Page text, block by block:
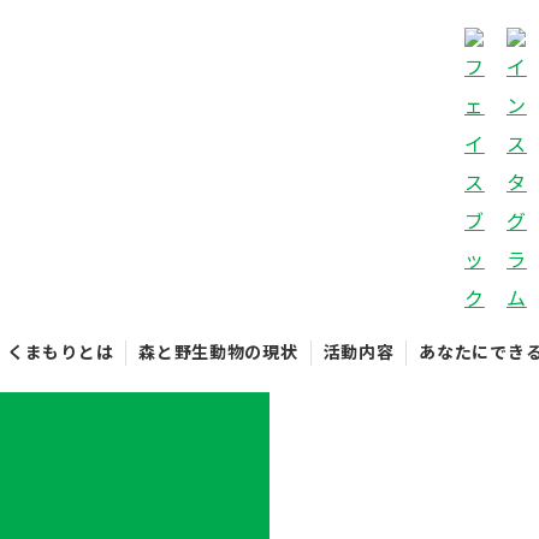
くまもりとは 森と野生動物の現状 活動内容 あなたにでき